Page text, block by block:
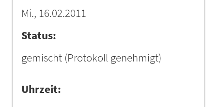
Mi., 16.02.2011
Status:
gemischt (Protokoll genehmigt)
Uhrzeit: